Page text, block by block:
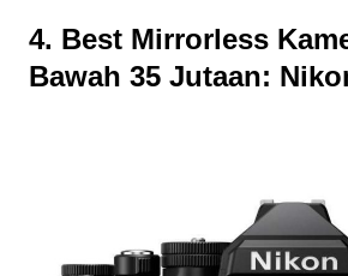
4. Best Mirrorless
Bawah 35 Jutaan: